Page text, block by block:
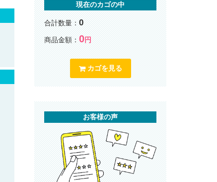
現在のカゴの中
合計数量：0
商品金額：0円
カゴを見る
お客様の声